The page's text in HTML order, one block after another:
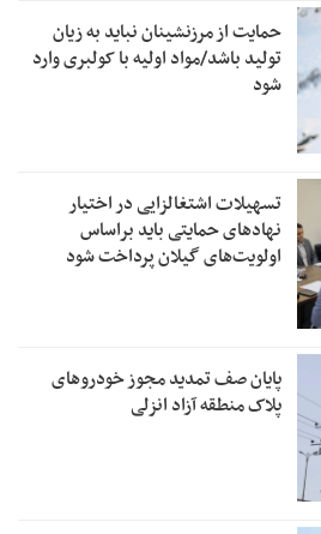
حمایت از مرزنشینان نباید به زیان
تولید باشد/مواد اولیه با کولبری وارد
شود
تسهیلات اشتغالزایی در اختیار
نهادهای حمایتی باید براساس
اولویت‌های گیلان پرداخت شود
پایان صف تمدید مجوز خودروهای
پلاک منطقه آزاد انزلی